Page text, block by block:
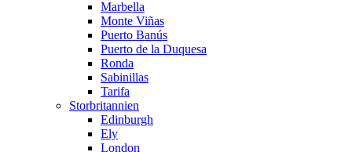
Marbella
Monte Viñas
Puerto Banús
Puerto de la Duquesa
Ronda
Sabinillas
Tarifa
Storbritannien
Edinburgh
Ely
London